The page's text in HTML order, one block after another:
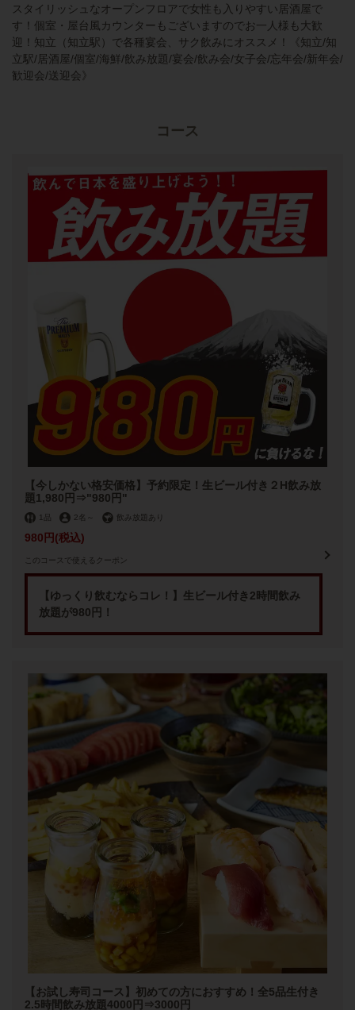
スタイリッシュなオープンフロアで女性も入りやすい居酒屋で
す！個室・屋台風カウンターもございますのでお一人様も大歓
迎！知立（知立駅）で各種宴会、サク飲みにオススメ！《知立/知
立駅/居酒屋/個室/海鮮/飲み放題/宴会/飲み会/女子会/忘年会/新年会/
歓迎会/送迎会》
コース
【今しかない格安価格】予約限定！生ビール付き２H飲み放
題1,980円⇒"980円"
1品 2名 ～ 飲み放題あり
980円 (税込)
このコースで使えるクーポン
【ゆっくり飲むならコレ！】生ビール付き2時間飲み
放題が980円！
【お試し寿司コース】初めての方におすすめ！全5品生付き
2.5時間飲み放題4000円⇒3000円